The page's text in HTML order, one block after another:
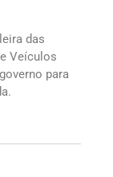
das
Veículos
para